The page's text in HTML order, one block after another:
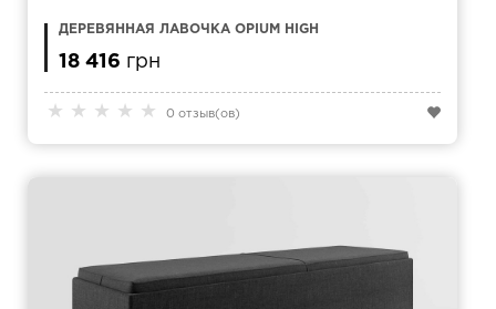
★ ★ ★ ★ ★ 0 отзыв(ов)
ДЕРЕВЯННАЯ ЛАВОЧКА OPIUM HIGH
18 416 грн